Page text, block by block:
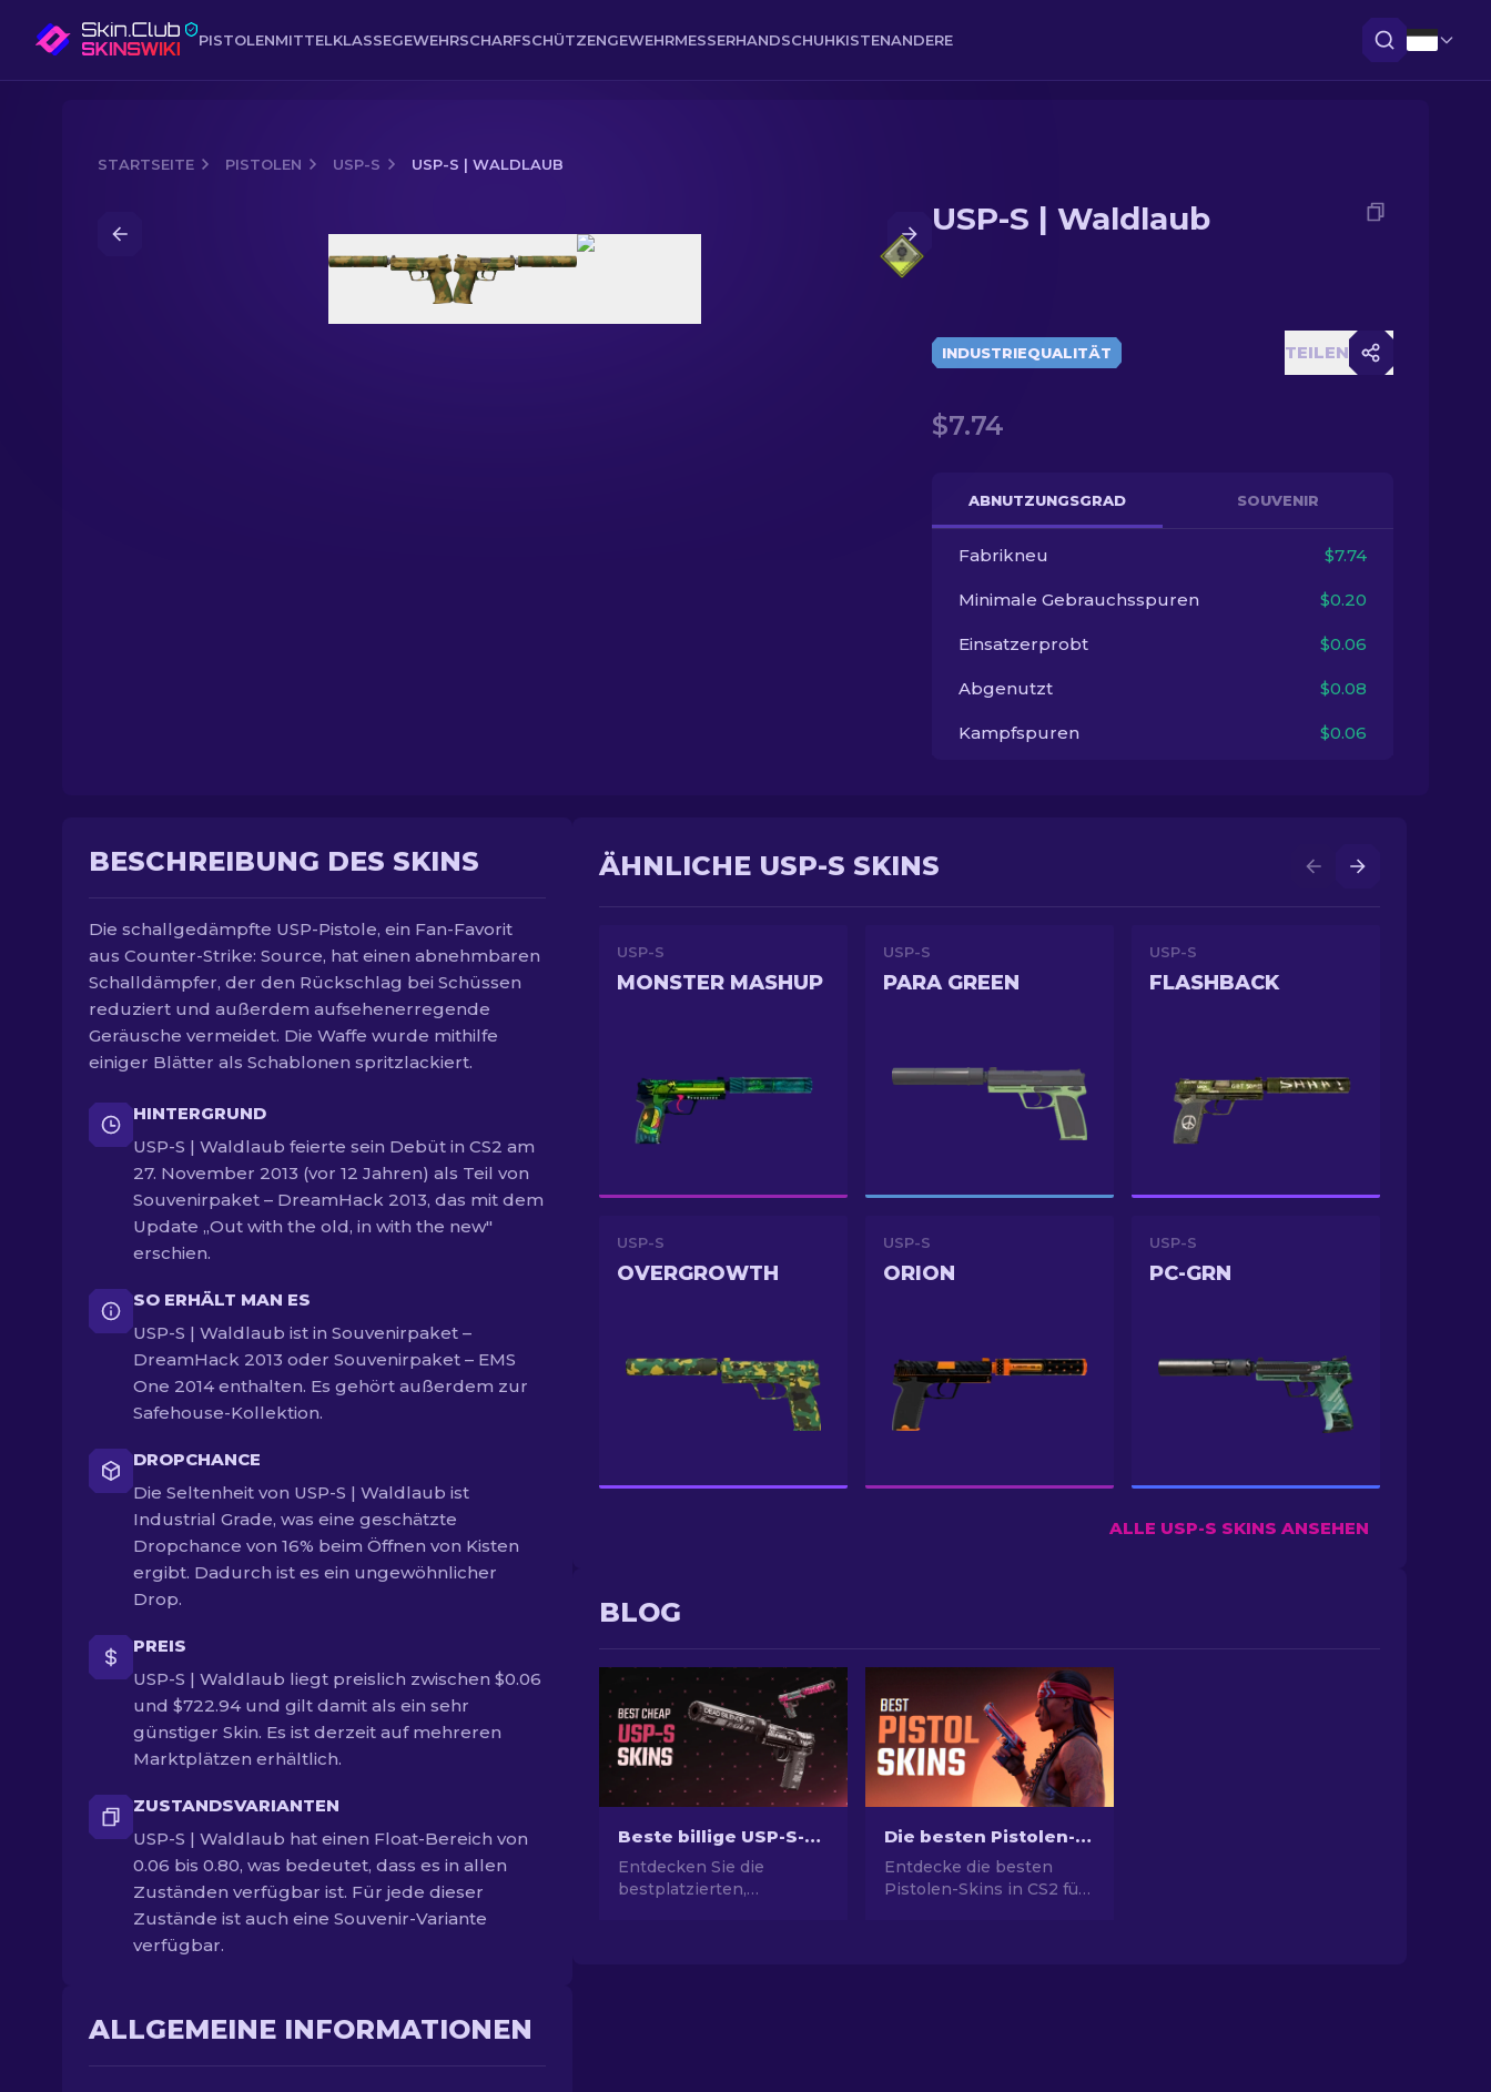
PISTOLENMITTELKLASSEGEWEHRSCHARFSCHÜTZENGEWEHRMESSERHANDSCHUHKISTENANDERE
STARTSEITE PISTOLEN USP-S USP-S | WALDLAUB
USP-S | Waldlaub
INDUSTRIEQUALITÄT TEILEN
$7.74
ABNUTZUNGSGRAD SOUVENIR
Fabrikneu $7.74
Minimale Gebrauchsspuren $0.20
Einsatzerprobt $0.06
Abgenutzt $0.08
Kampfspuren $0.06
BESCHREIBUNG DES SKINS
Die schallgedämpfte USP-Pistole, ein Fan-Favorit
aus Counter-Strike: Source, hat einen abnehmbaren
Schalldämpfer, der den Rückschlag bei Schüssen
reduziert und außerdem aufsehenerregende
Geräusche vermeidet. Die Waffe wurde mithilfe
einiger Blätter als Schablonen spritzlackiert.
HINTERGRUND
USP-S | Waldlaub feierte sein Debüt in CS2 am
27. November 2013 (vor 12 Jahren) als Teil von
Souvenirpaket – DreamHack 2013, das mit dem
Update „Out with the old, in with the new"
erschien.
SO ERHÄLT MAN ES
USP-S | Waldlaub ist in Souvenirpaket –
DreamHack 2013 oder Souvenirpaket – EMS
One 2014 enthalten. Es gehört außerdem zur
Safehouse-Kollektion.
DROPCHANCE
Die Seltenheit von USP-S | Waldlaub ist
Industrial Grade, was eine geschätzte
Dropchance von 16% beim Öffnen von Kisten
ergibt. Dadurch ist es ein ungewöhnlicher
Drop.
PREIS
USP-S | Waldlaub liegt preislich zwischen $0.06
und $722.94 und gilt damit als ein sehr
günstiger Skin. Es ist derzeit auf mehreren
Marktplätzen erhältlich.
ZUSTANDSVARIANTEN
USP-S | Waldlaub hat einen Float-Bereich von
0.06 bis 0.80, was bedeutet, dass es in allen
Zuständen verfügbar ist. Für jede dieser
Zustände ist auch eine Souvenir-Variante
verfügbar.
ALLGEMEINE INFORMATIONEN
ÄHNLICHE USP-S SKINS
USP-S
MONSTER MASHUP
USP-S
PARA GREEN
USP-S
FLASHBACK
USP-S
OVERGROWTH
USP-S
ORION
USP-S
PC-GRN
ALLE USP-S SKINS ANSEHEN
BLOG
Beste billige USP-S-Skins in CS2: Bewertet [2026]
Entdecken Sie die
bestplatzierten,
Die besten Pistolen-Skins in CS2 [2026]
Entdecke die besten
Pistolen-Skins in CS2 für